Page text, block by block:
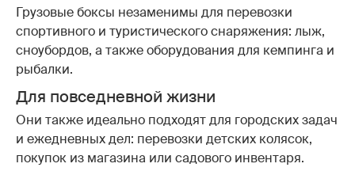
Грузовые боксы незаменимы для перевозки
спортивного и туристического снаряжения: лыж,
сноубордов, а также оборудования для кемпинга и
рыбалки.
Для повседневной жизни
Они также идеально подходят для городских задач
и ежедневных дел: перевозки детских колясок,
покупок из магазина или садового инвентаря.